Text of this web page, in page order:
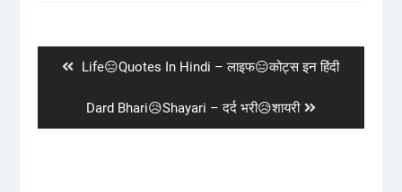
Previous
Life😑Quotes In Hindi – लाइफ😑कोट्स इन हिंदी
Next
post:
Dard Bhari😥Shayari – दर्द भरी😥शायरी